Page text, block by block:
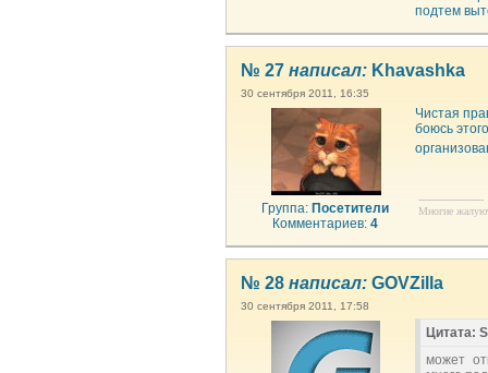
подтем
№ 27 написал: Khavashka
30 сентября 2011, 16:35
Группа: Посетители
Комментариев:4
Чистая
боюсь
--------------------
Многие
№ 28 написал: GOVZilla
30 сентября 2011, 17:58
Цитата:
может